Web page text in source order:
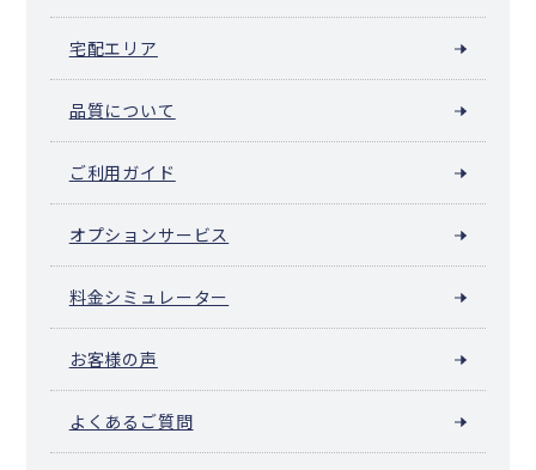
宅配エリア
品質について
ご利用ガイド
オプションサービス
料金シミュレーター
お客様の声
よくあるご質問